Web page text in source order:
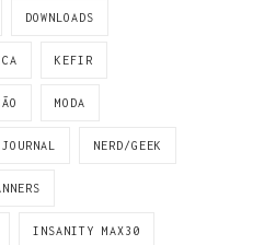
DOWNLOADS
KEFIR
MODA
NERD/GEEK
INSANITY MAX30